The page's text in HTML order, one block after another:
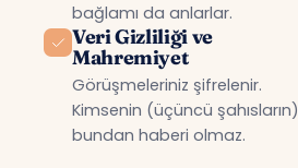
bağlamı da anlarlar.
Veri Gizliliği ve
Mahremiyet
Görüşmeleriniz şifrelenir.
Kimsenin (üçüncü şahısların)
bundan haberi olmaz.